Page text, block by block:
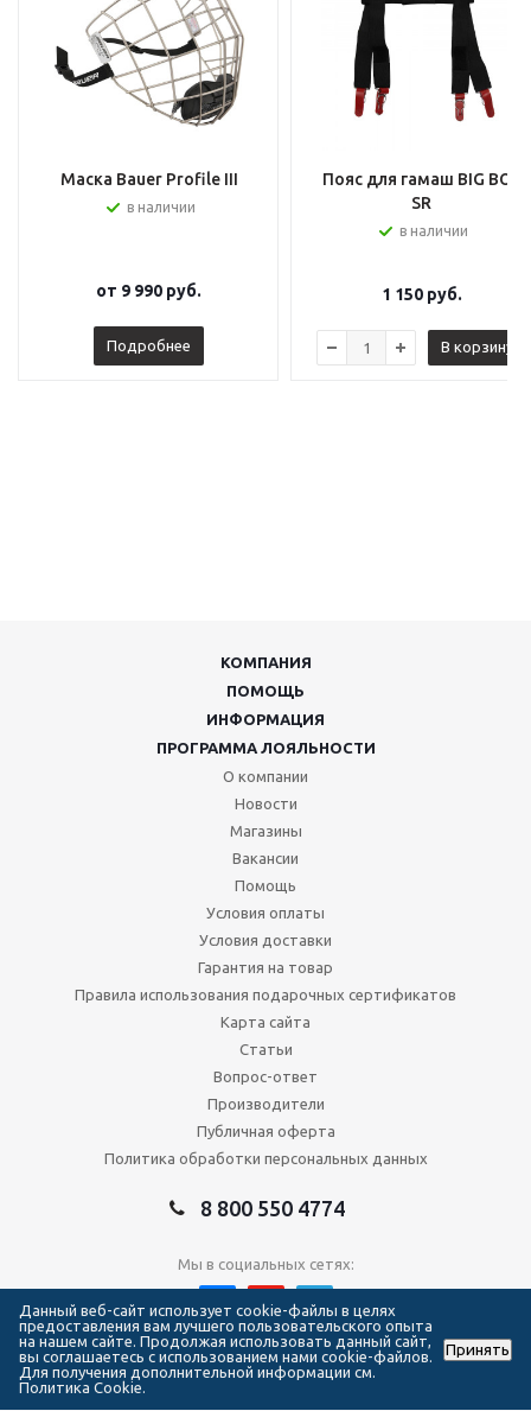
Маска Bauer Profile III
в наличии
от 9 990 руб.
Подробнее
Пояс для гамаш BIG BOY
SR
в наличии
1 150руб.
В корзину
КОМПАНИЯ
ПОМОЩЬ
ИНФОРМАЦИЯ
ПРОГРАММА ЛОЯЛЬНОСТИ
О компании
Новости
Магазины
Вакансии
Помощь
Условия оплаты
Условия доставки
Гарантия на товар
Правила использования подарочных сертификатов
Карта сайта
Статьи
Вопрос-ответ
Производители
Публичная оферта
Политика обработки персональных данных
8 800 550 4774
Мы в социальных сетях:
2026 © Сеть магазинов Forma Hockey
111
Данный веб-сайт использует cookie-файлы в целях
предоставления вам лучшего пользовательского опыта
на нашем сайте. Продолжая использовать данный сайт,
вы соглашаетесь с использованием нами cookie-файлов.
Для получения дополнительной информации см.
Политика Cookie.
Принять